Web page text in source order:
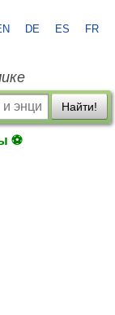
DE ES FR
Найти!
⚽